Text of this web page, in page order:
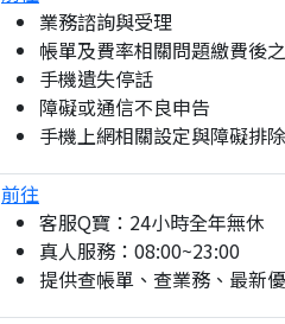
業務諮詢與受理
帳單及費率相關問題繳費後
手機遺失停話
障礙或通信不良申告
手機上網相關設定與障礙排
前往
客服Q寶：24小時全年無休
真人服務：08:00~23:00
提供查帳單、查業務、最新